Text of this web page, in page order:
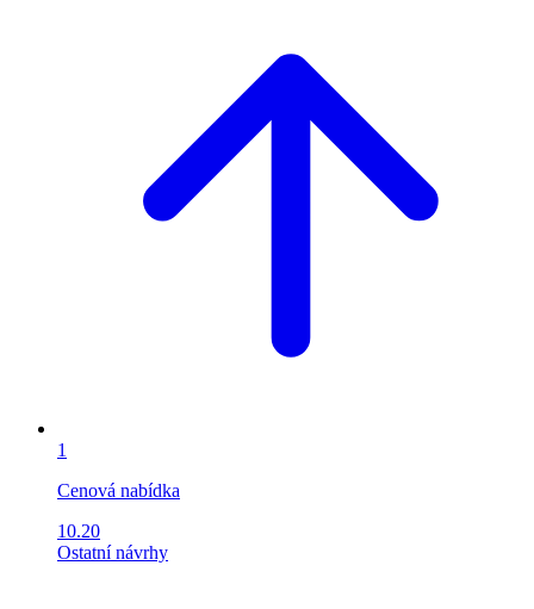
1
Cenová nabídka
10.20
Ostatní návrhy